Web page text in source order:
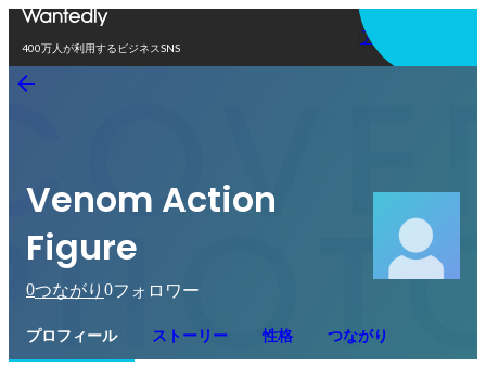
400万人が利用するビジネスSNS
アプリを使う
Venom Action
Figure
0つながり 0フォロワー
プロフィール ストーリー 性格 つながり